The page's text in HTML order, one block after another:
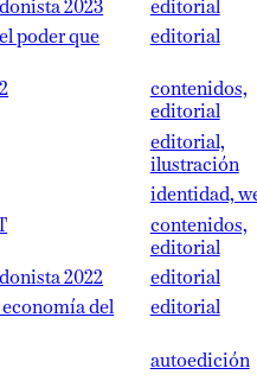
2023
editorial
poder que
editorial
contenidos,
editorial
editorial,
ilustración
identidad,
contenidos,
editorial
2022
editorial
del
editorial
autoedición